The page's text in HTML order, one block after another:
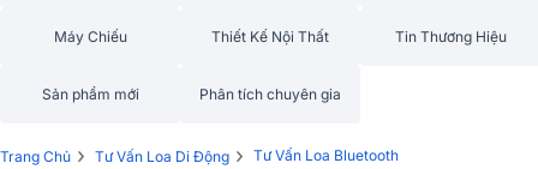
Máy Chiếu Thiết Kế Nội Thất Tin Thương Hiệu
Sản phẩm mới Phân tích chuyên gia
Trang Chủ › Tư Vấn Loa Di Động › Tư Vấn Loa Bluetooth